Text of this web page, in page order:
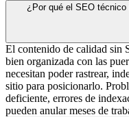
¿Por qué el SEO
El contenido de calidad sin
bien organizada con las
necesitan poder rastrear,
sitio para posicionarlo.
deficiente, errores de
pueden anular meses de